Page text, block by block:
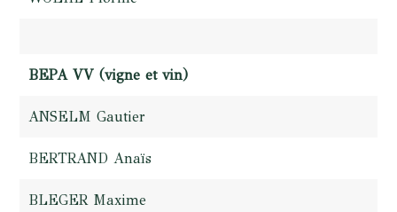
BEPA VV (vigne et vin)
ANSELM Gautier
BERTRAND Anaïs
BLEGER Maxime